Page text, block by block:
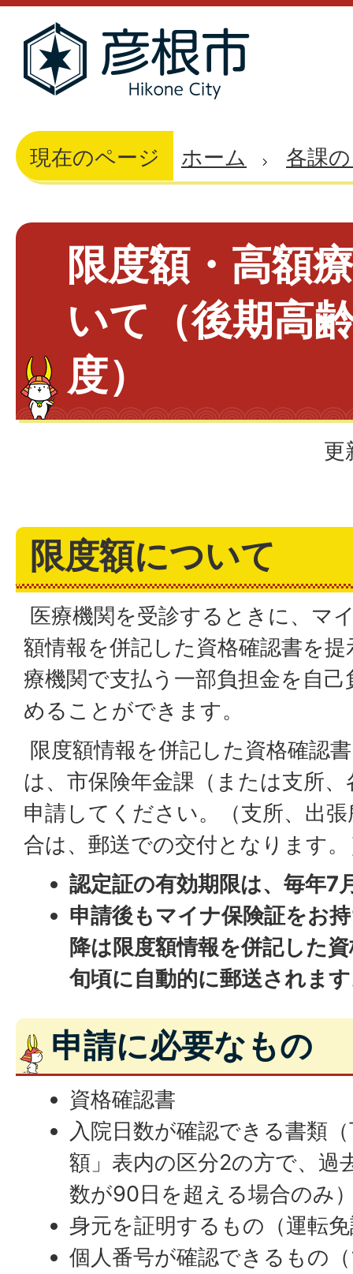
現在のページ ホーム 各課
限度額・高額
いて（後期高
度）
更
限度額について
医療機関を受診するときに、マ
額情報を併記した資格確認書を
療機関で支払う一部負担金を自
めることができます。
限度額情報を併記した資格確認
は、市保険年金課（または支所
申請してください。（支所、出
合は、郵送での交付となります
認定証の有効期限は、毎年7
申請後もマイナ保険証をお
降は限度額情報を併記した
旬頃に自動的に郵送されま
申請に必要なもの
資格確認書
入院日数が確認できる書類
額」表内の区分2の方で、過
数が90日を超える場合のみ
身元を証明するもの（運転
個人番号が確認できるもの